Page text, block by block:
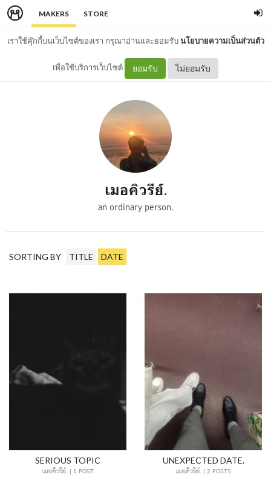
MAKERS STORE
เราใช้คุ๊กกี้บนเว็บไซต์ของเรา กรุณาอ่านและยอมรับนโยบายความเป็นส่วนตัว
เพื่อใช้บริการเว็บไซต์ ยอมรับ ไม่ยอมรับ
เมอคิวรีย์.
an ordinary person.
SORTING BY TITLE DATE
SERIOUS TOPIC
เมอคิวรีย์. | 1 POST
UNEXPECTED DATE.
เมอคิวรีย์. | 2 POSTS